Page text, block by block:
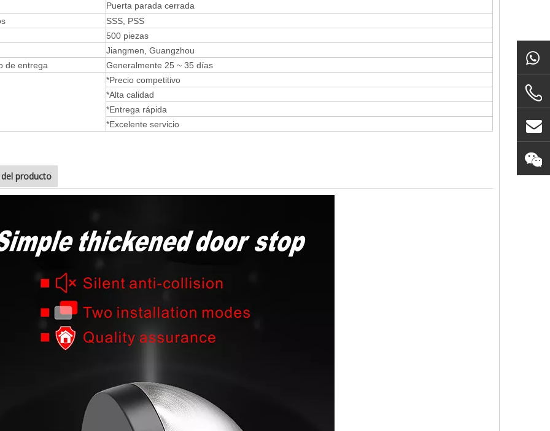
Puerta parada cerrada
SSS, PSS
500 piezas
Jiangmen, Guangzhou
de entrega
Generalmente 25 ~ 35 días
*Precio competitivo
*Alta calidad
*Entrega rápida
*Excelente servicio
producto